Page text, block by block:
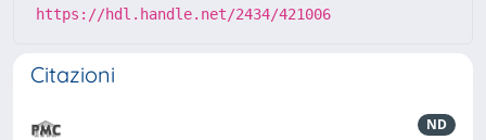
https://hdl.handle.net/2434/421006
Citazioni
ND